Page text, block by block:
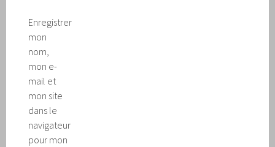
Enregistrer
mon
nom,
mon e-
mail et
mon site
dans le
navigateur
pour mon